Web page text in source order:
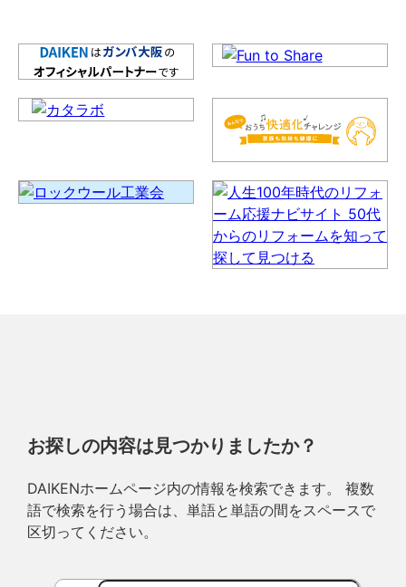
お探しの内容は見つかりましたか？
DAIKENホームページ内の情報を検索できます。 複数
語で検索を行う場合は、単語と単語の間をスペースで
区切ってください。